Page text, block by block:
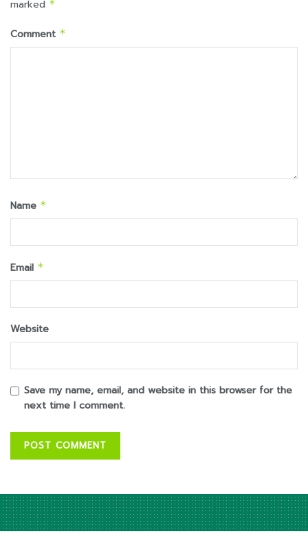
marked *
Comment *
Name *
Email *
Website
Save my name, email, and website in this browser for the
next time I comment.